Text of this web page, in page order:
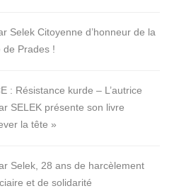
Selek Citoyenne d’honneur de la
de Prades !
: Résistance kurde – L’autrice
SELEK présente son livre
la tête »
Selek, 28 ans de harcèlement
et de solidarité